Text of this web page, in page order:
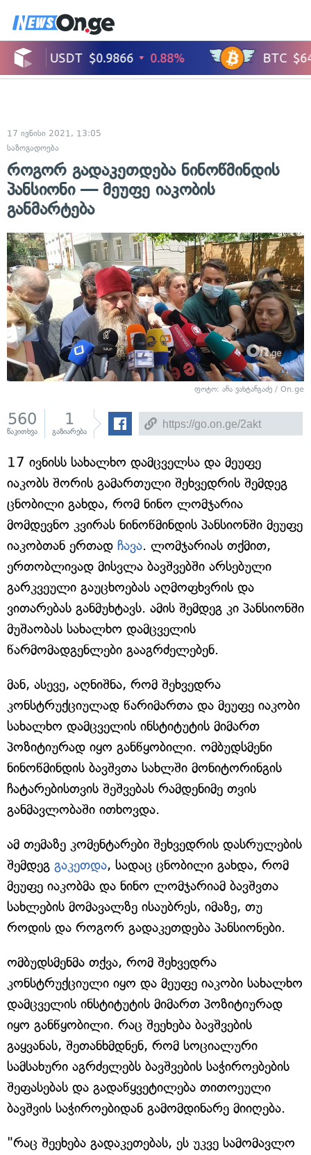
17 ივნისი 2021, 13:05
საზოგადოება
როგორ გადაკეთდება ნინოწმინდის
პანსიონი — მეუფე იაკობის
განმარტება
ფოტო: ანა ვახტანგაძე / On.ge
560
წაკითხვა
1
გაზიარება
17 ივნისს სახალხო დამცველსა და მეუფე
იაკობს შორის გამართული შეხვედრის შემდეგ
ცნობილი გახდა, რომ ნინო ლომჯარია
მომდევნო კვირას ნინოწმინდის პანსიონში მეუფე
იაკობთან ერთად ჩავა. ლომჯარიას თქმით,
ერთობლივად მისვლა ბავშვებში არსებული
გარკვეული გაუცხოებას აღმოფხვრის და
ვითარებას განმუხტავს. ამის შემდეგ კი პანსიონში
მუშაობას სახალხო დამცველის
წარმომადგენლები გააგრძელებენ.
მან, ასევე, აღნიშნა, რომ შეხვედრა
კონსტრუქციულად წარიმართა და მეუფე იაკობი
სახალხო დამცველის ინსტიტუტის მიმართ
პოზიტიურად იყო განწყობილი. ომბუდსმენი
ნინოწმინდის ბავშვთა სახლში მონიტორინგის
ჩატარებისთვის შეშვებას რამდენიმე თვის
განმავლობაში ითხოვდა.
ამ თემაზე კომენტარები შეხვედრის დასრულების
შემდეგ გაკეთდა, სადაც ცნობილი გახდა, რომ
მეუფე იაკობმა და ნინო ლომჯარიამ ბავშვთა
სახლების მომავალზე ისაუბრეს, იმაზე, თუ
როდის და როგორ გადაკეთდება პანსიონები.
ომბუდსმენმა თქვა, რომ შეხვედრა
კონსტრუქციული იყო და მეუფე იაკობი სახალხო
დამცველის ინსტიტუტის მიმართ პოზიტიურად
იყო განწყობილი. რაც შეეხება ბავშვების
გაყვანას, შეთანხმდნენ, რომ სოციალური
სამსახური აგრძელებს ბავშვების საჭიროებების
შეფასებას და გადაწყვეტილება თითოეული
ბავშვის საჭიროებიდან გამომდინარე მიიღება.
"რაც შეეხება გადაკეთებას, ეს უკვე სამომავლო